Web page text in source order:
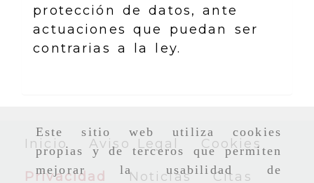
Este sitio web utiliza cookies
propias y de terceros que permiten
mejorar la usabilidad de
protección de datos, ante
actuaciones que puedan ser
contrarias a la ley.
Inicio Aviso Legal Cookies
Privacidad Noticias Citas